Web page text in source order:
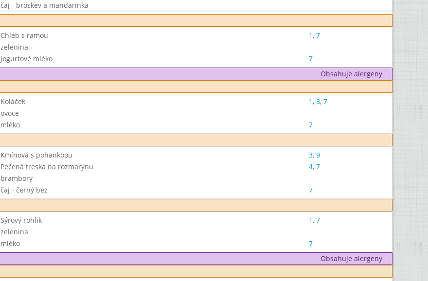
čaj - broskev a mandarinka
Chléb s ramou 1, 7
zelenina
jogurtové mléko
7
Obsahuje alergeny
Koláček 1, 3, 7
ovoce
mléko
7
Kmínová s pohankoou 3, 9
Pečená treska na rozmarýnu 4, 7
brambory
čaj - černý bez
7
Sýrový rohlík 1, 7
zelenina
mléko
7
Obsahuje alergeny